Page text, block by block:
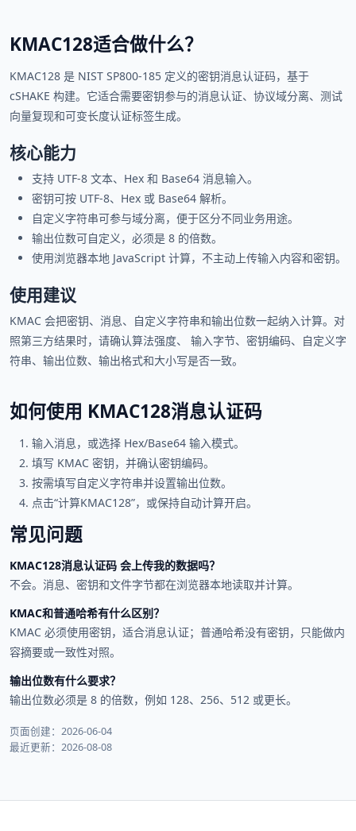
KMAC128适合做什么？
KMAC128 是 NIST SP800-185 定义的密钥消息认证码，基于
cSHAKE 构建。它适合需要密钥参与的消息认证、协议域分离、测试
向量复现和可变长度认证标签生成。
核心能力
支持 UTF-8 文本、Hex 和 Base64 消息输入。
密钥可按 UTF-8、Hex 或 Base64 解析。
自定义字符串可参与域分离，便于区分不同业务用途。
输出位数可自定义，必须是 8 的倍数。
使用浏览器本地 JavaScript 计算，不主动上传输入内容和密钥。
使用建议
KMAC 会把密钥、消息、自定义字符串和输出位数一起纳入计算。对
照第三方结果时，请确认算法强度、 输入字节、密钥编码、自定义字
符串、输出位数、输出格式和大小写是否一致。
如何使用 KMAC128消息认证码
输入消息，或选择 Hex/Base64 输入模式。
填写 KMAC 密钥，并确认密钥编码。
按需填写自定义字符串并设置输出位数。
点击“计算KMAC128”，或保持自动计算开启。
常见问题
KMAC128消息认证码 会上传我的数据吗？
不会。消息、密钥和文件字节都在浏览器本地读取并计算。
KMAC和普通哈希有什么区别？
KMAC 必须使用密钥，适合消息认证；普通哈希没有密钥，只能做内
容摘要或一致性对照。
输出位数有什么要求？
输出位数必须是 8 的倍数，例如 128、256、512 或更长。
页面创建：2026-06-04
最近更新：2026-08-08